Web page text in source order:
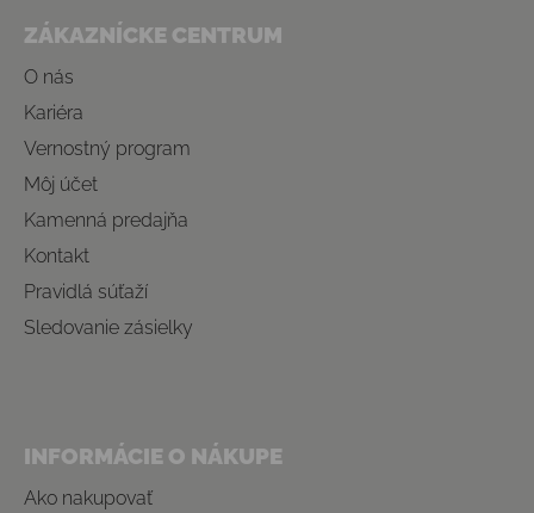
ZÁKAZNÍCKE CENTRUM
O nás
Kariéra
Vernostný program
Môj účet
Kamenná predajňa
Kontakt
Pravidlá súťaží
Sledovanie zásielky
INFORMÁCIE O NÁKUPE
Ako nakupovať